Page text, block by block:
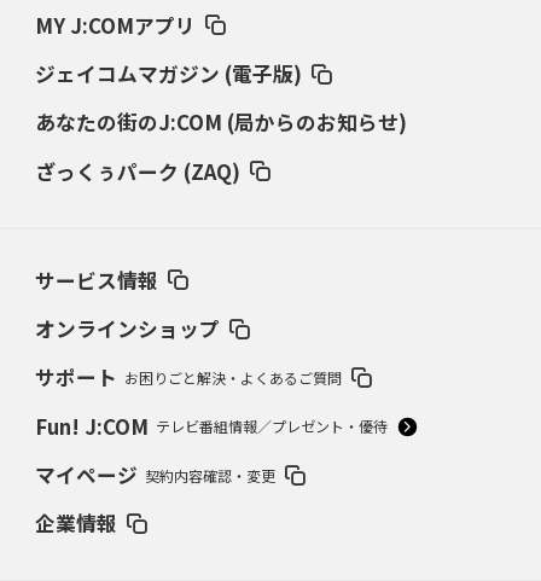
MY J:COMアプリ
ジェイコムマガジン (電子版)
あなたの街のJ:COM (局からのお知らせ)
ざっくぅパーク (ZAQ)
サービス情報
オンラインショップ
サポート お困りごと解決・よくあるご質問
Fun! J:COM テレビ番組情報／プレゼント・優待
マイページ 契約内容確認・変更
企業情報